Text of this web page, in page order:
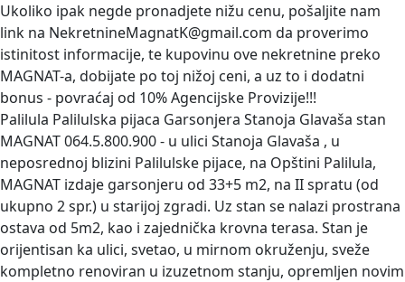
Ukoliko ipak negde pronadjete nižu cenu, pošaljite nam
link na NekretnineMagnatK@gmail.com da proverimo
istinitost informacije, te kupovinu ove nekretnine preko
MAGNAT-a, dobijate po toj nižoj ceni, a uz to i dodatni
bonus - povraćaj od 10% Agencijske Provizije!!!
Palilula Palilulska pijaca Garsonjera Stanoja Glavaša stan
MAGNAT 064.5.800.900 - u ulici Stanoja Glavaša , u
neposrednoj blizini Palilulske pijace, na Opštini Palilula,
MAGNAT izdaje garsonjeru od 33+5 m2, na II spratu (od
ukupno 2 spr.) u starijoj zgradi. Uz stan se nalazi prostrana
ostava od 5m2, kao i zajednička krovna terasa. Stan je
orijentisan ka ulici, svetao, u mirnom okruženju, sveže
kompletno renoviran u izuzetnom stanju, opremljen novim